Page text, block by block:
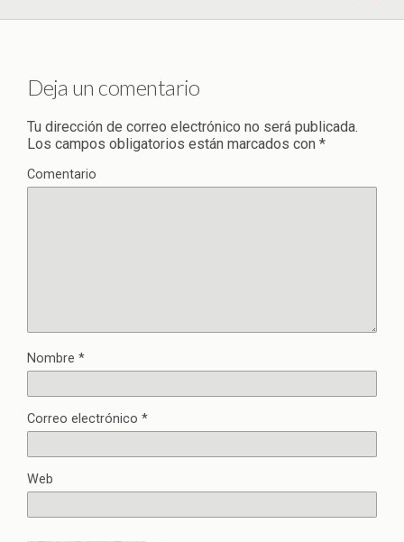
Deja un comentario
Tu dirección de correo electrónico no será publicada.
Los campos obligatorios están marcados con *
Comentario
Nombre *
Correo electrónico *
Web